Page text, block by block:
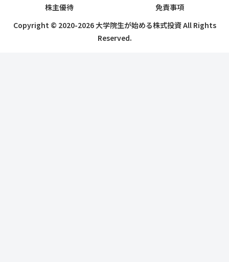
株主優待
免責事項
Copyright © 2020-2026 大学院生が始める株式投資 All Rights
Reserved.